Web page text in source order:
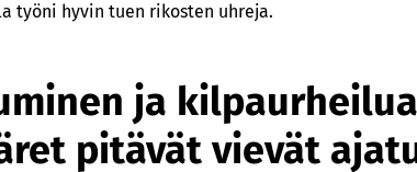
työni hyvin tuen rikosten uhreja.
ja kilpaurheilua
pitävät vievät